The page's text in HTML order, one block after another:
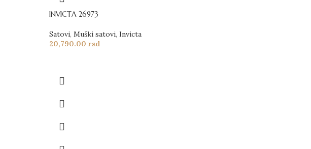
INVICTA 26973
Satovi, Muški satovi, Invicta
20,790.00 rsd